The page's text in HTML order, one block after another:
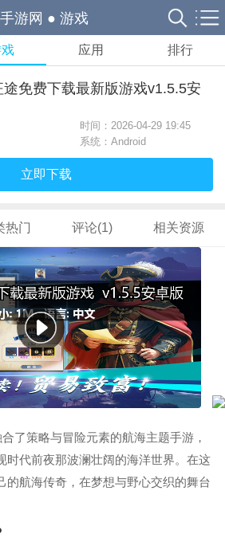
游网 ● 游戏
应用 排行
途免费下载最新版游戏v1.5.5安
时间：2026-04-29 19:45
系统：Android
立即下载
热门 评论(1) 相关资源
了策略与冒险元素的航海主题手游，
时代前夜那波澜壮阔的海洋世界。在这
的航海传奇，在梦想与野心交织的舞台